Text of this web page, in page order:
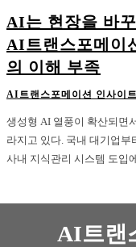
AI는 현장을 바
AI트랜스포메이
의 이해 부족
AI트랜스포메이션 인사이트
생성형 AI 열풍이 확산되면
라지고 있다. 국내 대기업부
사내 지식관리 시스템 도입
AI트랜